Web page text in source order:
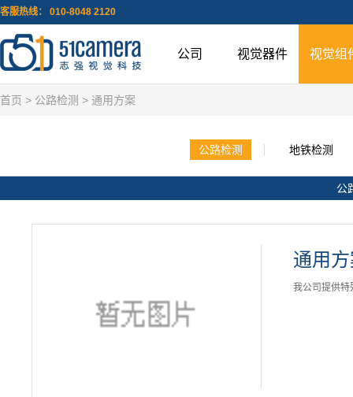
客服热线： 010-8048 2120
公司 视觉器件 视觉组
首页 > 公路检测 > 通用方案
公路检测 地铁检测
公
通用
我公司提供特